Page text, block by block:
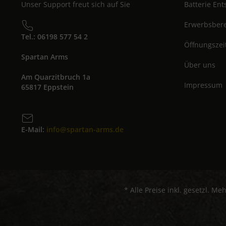
Unser Support freut sich auf Sie
Tel.: 06198 577 54 2
Spartan Arms
Am Quarzitbruch 1a
65817 Eppstein
E-Mail: info@spartan-arms.de
Batterie
Über uns
Impressum
* Alle Preise inkl. gesetzl.